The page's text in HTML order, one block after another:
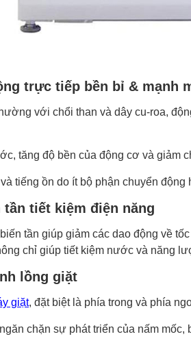
trực tiếp bền bỉ & mạnh
với chổi than và dây cu-roa,
tăng độ bền của động cơ và giảm
tiếng ồn do ít bộ phận chuyển động
tiết kiệm điện năng
tần giúp giảm các dao động về
chỉ giúp tiết kiệm nước và năng
lồng giặt
giặt, đặt biệt là phía trong và phía
chặn sự phát triển của nấm mốc,